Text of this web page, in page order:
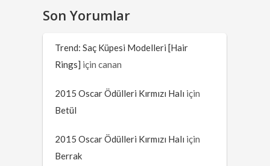
Son Yorumlar
Trend: Saç Küpesi Modelleri [Hair
Rings] içincanan
2015 Oscar Ödülleri Kırmızı Halı için
Betül
2015 Oscar Ödülleri Kırmızı Halı için
Berrak